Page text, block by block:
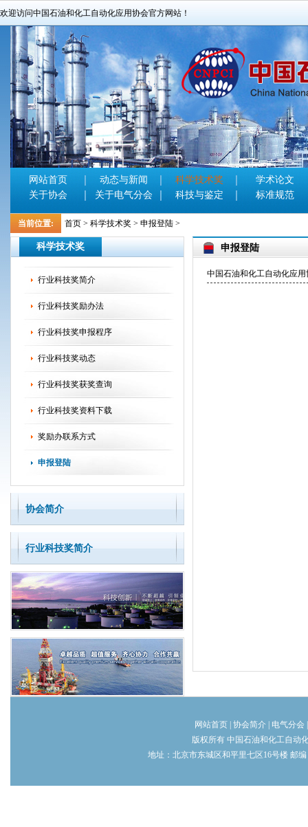
欢迎访问中国石油和化工自动化应用协会官方网站！
网站首页 动态与新闻 科学技术奖
学术论文
关于协会
关于电气分会 科技与鉴定 标准规范
当前位置: 首页 > 科学技术奖 > 申报登陆 >
科学技术奖
行业科技奖简介
行业科技奖励办法
行业科技奖申报程序
行业科技奖动态
行业科技奖获奖查询
行业科技奖资料下载
奖励办联系方式
申报登陆
协会简介
行业科技奖简介
申报登陆
中国石油和化工自动化应
网站首页 协会简介 电气分会
版权所有 中国石油和化工自动
地址：北京市东城区和平里七区16号楼 邮编